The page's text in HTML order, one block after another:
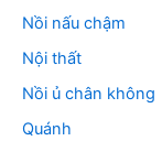
Nồi nấu chậm
Nội thất
Nồi ủ chân không
Quánh